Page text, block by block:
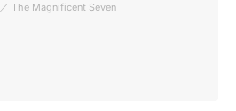
The Magnificent Seven